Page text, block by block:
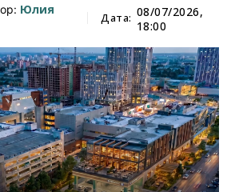
Юлия
Дата: 08/07/2026,
18:00